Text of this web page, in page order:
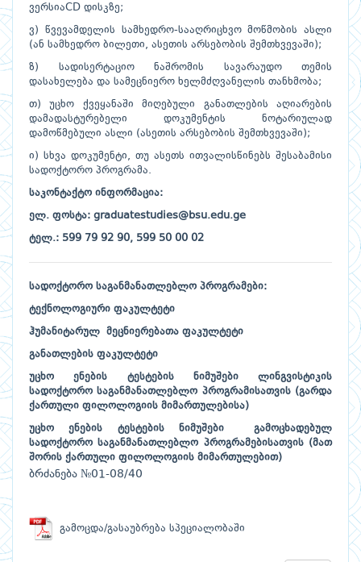
ვერსიაCD დისკზე;
ვ) წვევამდელის სამხედრო-სააღრიცხვო მოწმობის ასლი
(ან სამხედრო ბილეთი, ასეთის არსებობის შემთხვევაში);
ზ) სადისერტაციო ნაშრომის სავარაუდო თემის
დასახელება და სამეცნიერო ხელმძღვანელის თანხმობა;
თ) უცხო ქვეყანაში მიღებული განათლების აღიარების
დამადასტურებელი დოკუმენტის ნოტარიულად
დამოწმებული ასლი (ასეთის არსებობის შემთხვევაში);
ი) სხვა დოკუმენტი, თუ ასეთს ითვალისწინებს შესაბამისი
სადოქტორო პროგრამა.
საკონტაქტო ინფორმაცია:
ელ. ფოსტა: graduatestudies@bsu.edu.ge
ტელ.: 599 79 92 90, 599 50 00 02
სადოქტორო საგანმანათლებლო პროგრამები:
ტექნოლოგიური ფაკულტეტი
ჰუმანიტარულ მეცნიერებათა ფაკულტეტი
განათლების ფაკულტეტი
უცხო ენების ტესტების ნიმუშები ლინგვისტიკის
სადოქტორო საგანმანათლებლო პროგრამისათვის (გარდა
ქართული ფილოლოგიის მიმართულებისა)
უცხო ენების ტესტების ნიმუშები გამოცხადებულ
სადოქტორო საგანმანათლებლო პროგრამებისათვის (მათ
შორის ქართული ფილოლოგიის მიმართულებით)
ბრძანება №01-08/40
გამოცდა/გასაუბრება სპეციალობაში